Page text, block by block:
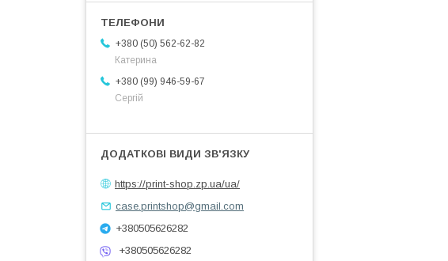
+380 (50) 562-62-82
Катерина
+380 (99) 946-59-67
Сергій
https://print-shop.zp.ua/ua/
case.printshop@gmail.com
+380505626282
+380505626282